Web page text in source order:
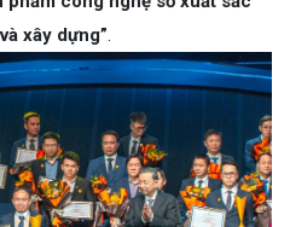
xây dựng”.